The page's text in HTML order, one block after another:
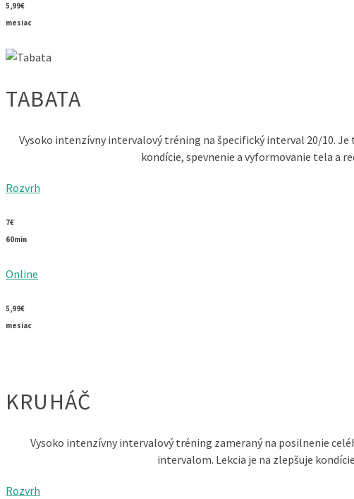
5,99€
mesiac
TABATA
Vysoko intenzívny intervalový tréning na špecifický interval 20/10.
kondície, spevnenie a vyformovanie tela a
Rozvrh
7€
60min
Online
5,99€
mesiac
KRUHÁČ
Vysoko intenzívny intervalový tréning zameraný na posilnenie
intervalom. Lekcia je na zlepšuje
Rozvrh